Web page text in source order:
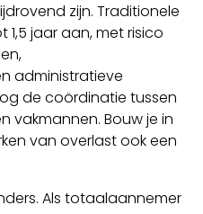
zijn. Traditionele
1,5 jaar aan, met risico
administratieve
de coördinatie tussen
vakmannen. Bouw je in
van overlast ook een
Als totaalaannemer